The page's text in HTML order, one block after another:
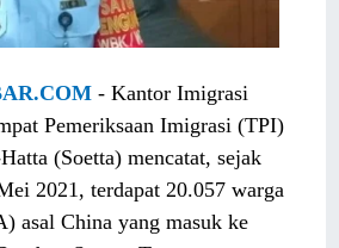
- Kantor Imigrasi
Pemeriksaan Imigrasi (TPI)
(Soetta) mencatat, sejak
2021, terdapat 20.057 warga
asal China yang masuk ke